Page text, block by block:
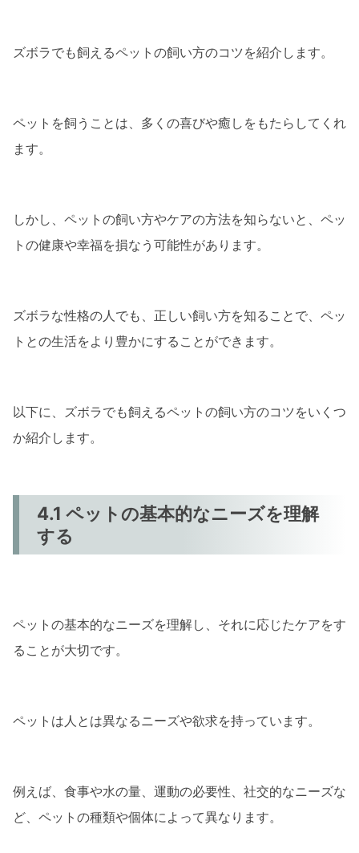
ズボラでも飼えるペットの飼い方のコツを紹介します。
ペットを飼うことは、多くの喜びや癒しをもたらしてくれ
ます。
しかし、ペットの飼い方やケアの方法を知らないと、ペッ
トの健康や幸福を損なう可能性があります。
ズボラな性格の人でも、正しい飼い方を知ることで、ペッ
トとの生活をより豊かにすることができます。
以下に、ズボラでも飼えるペットの飼い方のコツをいくつ
か紹介します。
4.1 ペットの基本的なニーズを理解
する
ペットの基本的なニーズを理解し、それに応じたケアをす
ることが大切です。
ペットは人とは異なるニーズや欲求を持っています。
例えば、食事や水の量、運動の必要性、社交的なニーズな
ど、ペットの種類や個体によって異なります。